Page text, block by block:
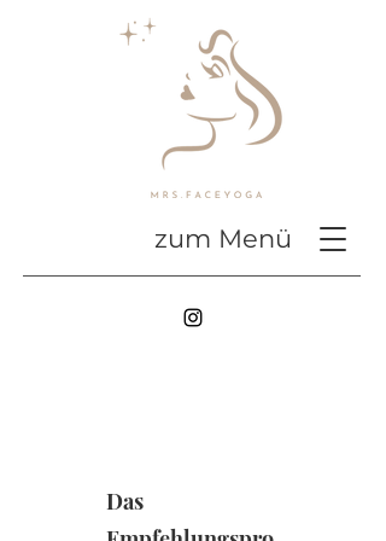
zum Menü
Das